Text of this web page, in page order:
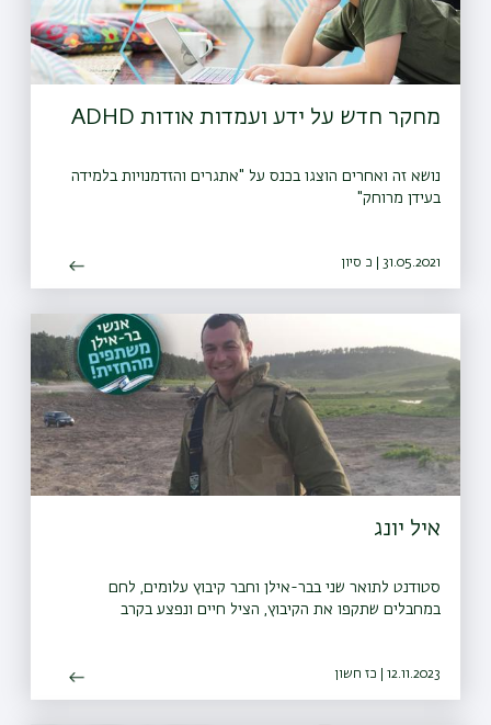
מחקר חדש על ידע ועמדות אודות ADHD
נושא זה ואחרים הוצגו בכנס על "אתגרים והזדמנויות בלמידה
בעידן מרוחק"
31.05.2021 | כ סיון
איל יונג
סטודנט לתואר שני בבר-אילן וחבר קיבוץ עלומים, לחם
במחבלים שתקפו את הקיבוץ, הציל חיים ונפצע בקרב
12.11.2023 | כז חשון